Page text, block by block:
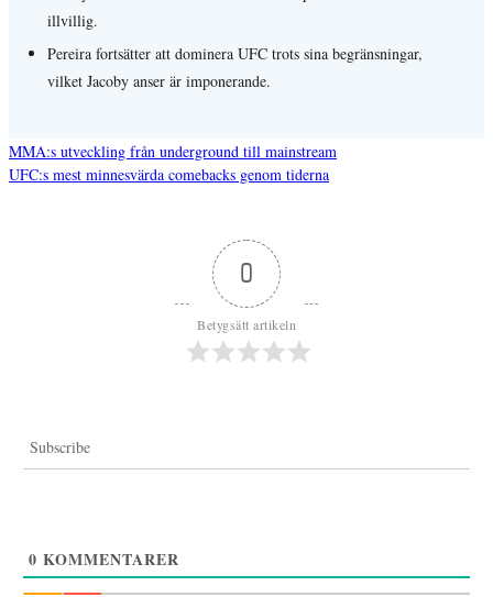
illvillig.
Pereira fortsätter att dominera UFC trots sina begränsningar,
vilket Jacoby anser är imponerande.
MMA:s utveckling från underground till mainstream
UFC:s mest minnesvärda comebacks genom tiderna
0
Betygsätt artikeln
Subscribe
0 KOMMENTARER